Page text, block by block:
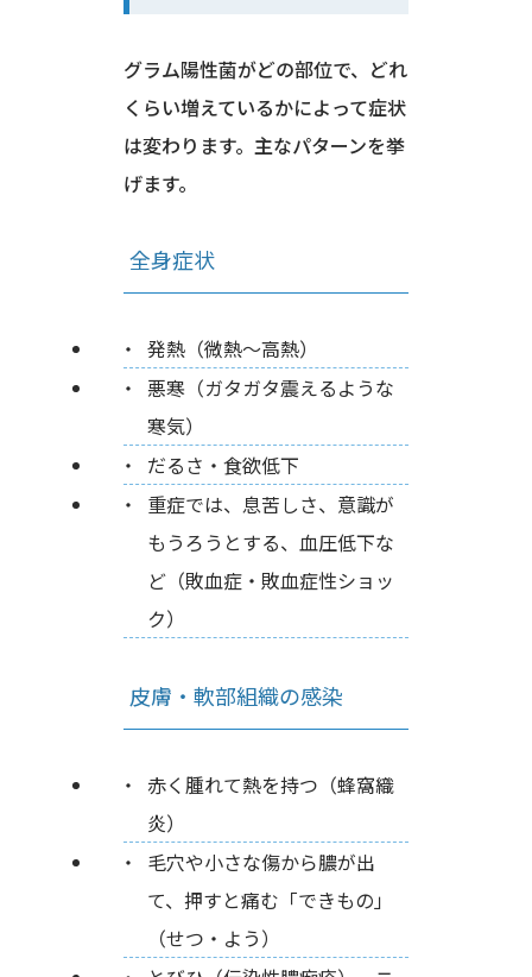
グラム陽性菌がどの部位で、どれ
くらい増えているかによって症状
は変わります。主なパターンを挙
げます。
全身症状
発熱（微熱〜高熱）
悪寒（ガタガタ震えるような
寒気）
だるさ・食欲低下
重症では、息苦しさ、意識が
もうろうとする、血圧低下な
ど（敗血症・敗血症性ショッ
ク）
皮膚・軟部組織の感染
赤く腫れて熱を持つ（蜂窩織
炎）
毛穴や小さな傷から膿が出
て、押すと痛む「できもの」
（せつ・よう）